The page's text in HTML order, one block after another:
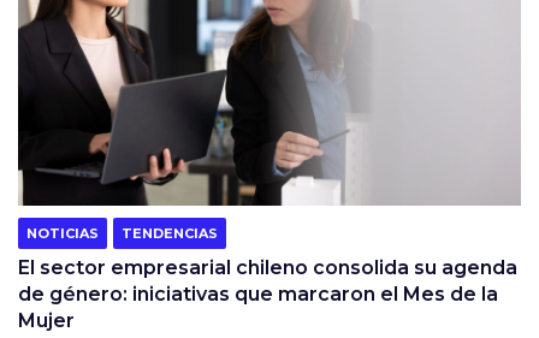
NOTICIAS TENDENCIAS
El sector empresarial chileno consolida su agenda
de género: iniciativas que marcaron el Mes de la
Mujer